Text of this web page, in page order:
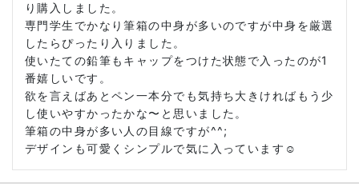
り購入しました。
専門学生でかなり筆箱の中身が多いのですが中身を厳選
したらぴったり入りました。
使いたての鉛筆もキャップをつけた状態で入ったのが1
番嬉しいです。
欲を言えばあとペン一本分でも気持ち大きければもう少
し使いやすかったかな〜と思いました。
筆箱の中身が多い人の目線ですが^^;
デザインも可愛くシンプルで気に入っています☺︎